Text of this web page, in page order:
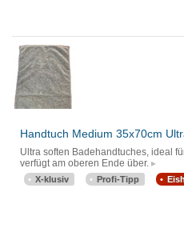
Handtuch Medium 35x70cm
Ultra soften Badehandtuches, ideal
verfügt am oberen Ende über.
X-klusiv Profi-Tipp